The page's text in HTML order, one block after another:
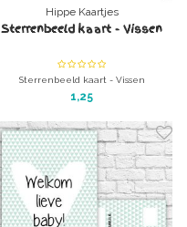
Hippe Kaartjes
Sterrenbeeld kaart - Vissen
Sterrenbeeld kaart - Vissen
A6 kaart zonder enveloppe
1,25